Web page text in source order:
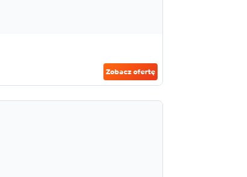
Zobacz ofertę